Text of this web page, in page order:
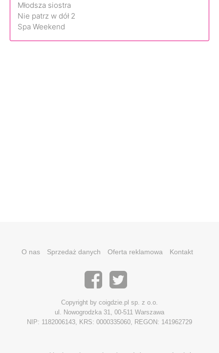
Młodsza siostra
Nie patrz w dół 2
Spa Weekend
O nas Sprzedaż danych Oferta reklamowa Kontakt
Copyright by coigdzie.pl sp. z o.o.
ul. Nowogrodzka 31, 00-511 Warszawa
NIP: 1182006143, KRS: 0000335060, REGON: 141962729